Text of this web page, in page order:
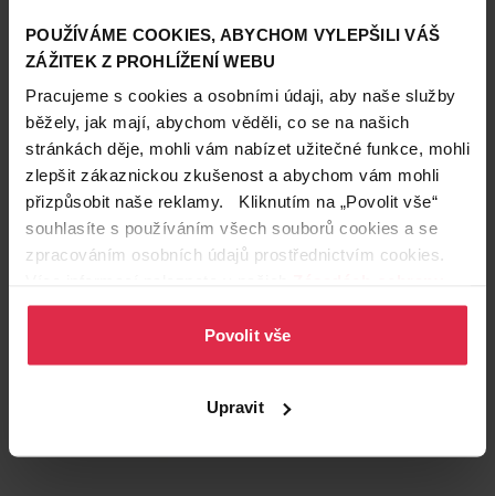
POUŽÍVÁME COOKIES, ABYCHOM VYLEPŠILI VÁŠ
ZÁŽITEK Z PROHLÍŽENÍ WEBU
Pracujeme s cookies a osobními údaji, aby naše služby
běžely, jak mají, abychom věděli, co se na našich
stránkách děje, mohli vám nabízet užitečné funkce, mohli
zlepšit zákaznickou zkušenost a abychom vám mohli
přizpůsobit naše reklamy. Kliknutím na „Povolit vše“
souhlasíte s používáním všech souborů cookies a se
zpracováním osobních údajů prostřednictvím cookies.
osobních údajů.
Povolit vše
Upravit
prodejnách můžete přispět libovolnou částku, kterou
ZDVOJNÁSOBÍMEa nakoupíme za ni potřebné
drogistické zboží pro likvidaci škod.